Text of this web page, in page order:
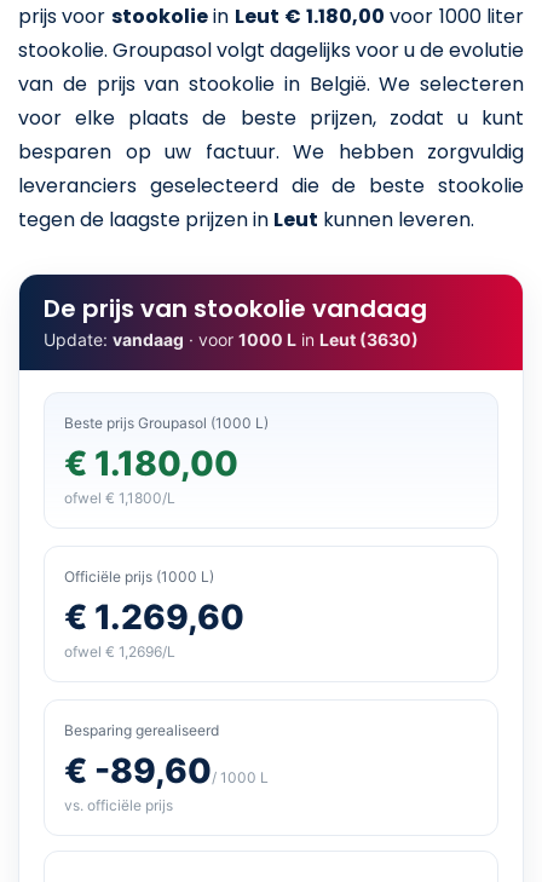
prijs voor stookoliein Leut € 1.180,00 voor 1000 liter
stookolie. Groupasol volgt dagelijks voor u de evolutie
van de prijs van stookolie in België. We selecteren
voor elke plaats de beste prijzen, zodat u kunt
besparen op uw factuur. We hebben zorgvuldig
leveranciers geselecteerd die de beste stookolie
tegen de laagste prijzen in Leut kunnen leveren.
De prijs van stookolie vandaag
Update: vandaag · voor 1000 L in Leut (3630)
Beste prijs Groupasol (1000 L)
€ 1.180,00
ofwel € 1,1800/L
Officiële prijs (1000 L)
€ 1.269,60
ofwel € 1,2696/L
Besparing gerealiseerd
€ -89,60/ 1000 L
vs. officiële prijs